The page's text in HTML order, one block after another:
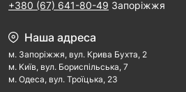
+380 (67) 641-80-49 Запоріжжя
Наша адреса
м. Запорiжжя, вул. Крива Бухта, 2
м. Kиїв, вул. Бориспільська, 7
м. Одеса, вул. Троїцька, 23